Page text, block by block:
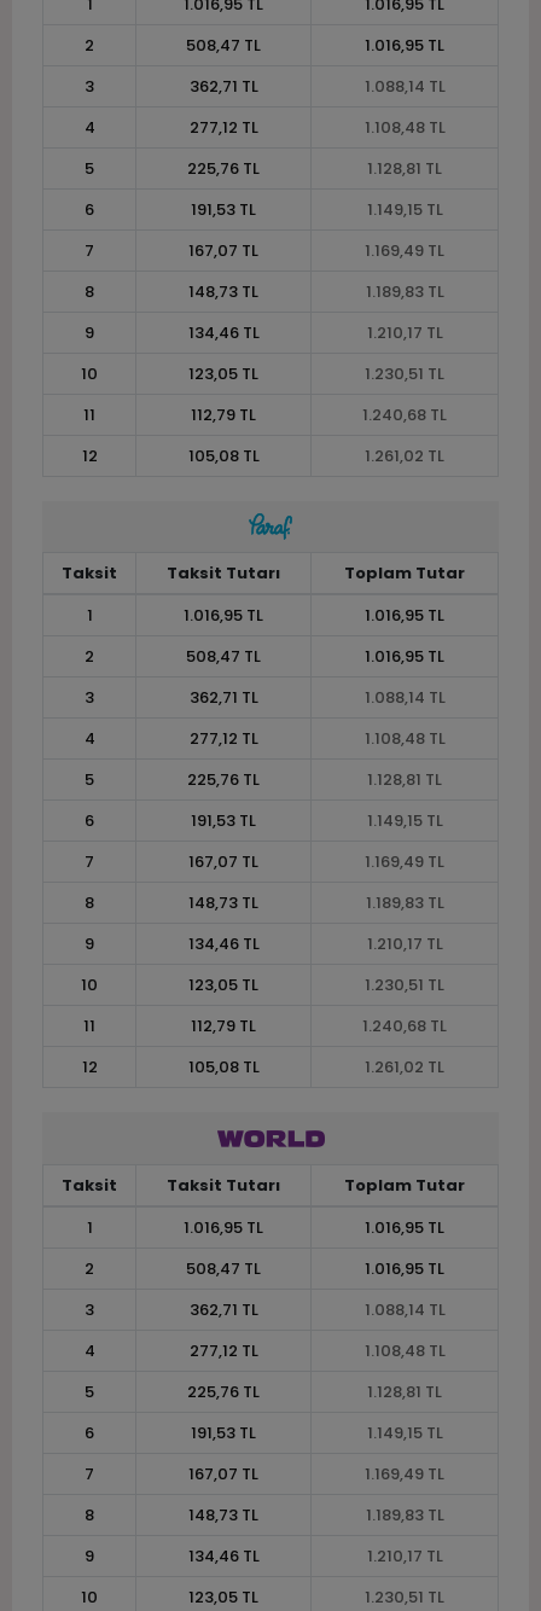
2
508,47 TL
1.016,95 TL
3
362,71 TL
1.088,14 TL
4
277,12 TL
1.108,48 TL
5
225,76 TL
1.128,81 TL
6
191,53 TL
1.149,15 TL
7
167,07 TL
1.169,49 TL
8
148,73 TL
1.189,83 TL
9
134,46 TL
1.210,17 TL
10
123,05 TL
1.230,51 TL
11
112,79 TL
1.240,68 TL
12
105,08 TL 1.261,02 TL
Taksit Taksit Tutarı
Toplam Tutar
1
1.016,95 TL
1.016,95 TL
2
508,47 TL
1.016,95 TL
3
362,71 TL
1.088,14 TL
4
277,12 TL
1.108,48 TL
5
225,76 TL
1.128,81 TL
6
191,53 TL
1.149,15 TL
7
167,07 TL
1.169,49 TL
8
148,73 TL
1.189,83 TL
9
134,46 TL
1.210,17 TL
10
123,05 TL
1.230,51 TL
11
112,79 TL
1.240,68 TL
12
105,08 TL 1.261,02 TL
Taksit Taksit Tutarı
Toplam Tutar
1
1.016,95 TL
1.016,95 TL
2
508,47 TL
1.016,95 TL
3
362,71 TL
1.088,14 TL
4
277,12 TL
1.108,48 TL
5
225,76 TL
1.128,81 TL
6
191,53 TL
1.149,15 TL
7
167,07 TL
1.169,49 TL
8
148,73 TL
1.189,83 TL
9
134,46 TL
1.210,17 TL
10
123,05 TL
1.230,51 TL